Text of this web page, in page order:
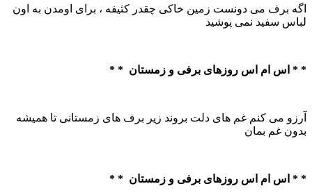
اگه برف می دونست زمین خاکی چقدر کثیفه ، برای اومدن به اون
لباس سفید نمی پوشید
* * اس ام اس روزهای برفی و زمستان * *
آرزو می کنم غم های دلت بروند زیر برف های زمستانی تا همیشه
بدون غم بمان
* * اس ام اس روزهای برفی و زمستان * *